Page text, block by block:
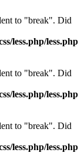
to "break". Did
less.php/less.php
to "break". Did
less.php/less.php
to "break". Did
less.php/less.php